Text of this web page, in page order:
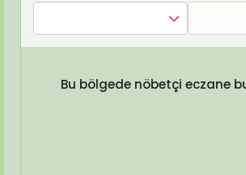
Bu bölgede nöbetçi eczane